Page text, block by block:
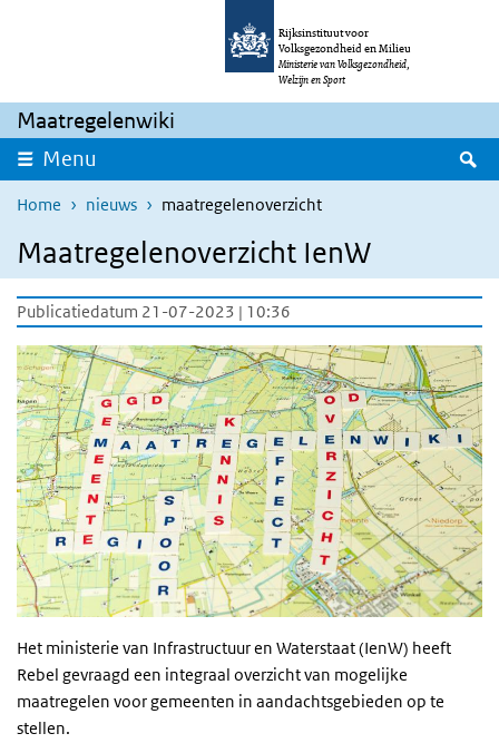
Overslaan en naar de inhoud gaan
Rijksinstituut voor
Volksgezondheid en Milieu
Ministerie van Volksgezondheid,
Welzijn en Sport
Maatregelenwiki
Menu
Home nieuws maatregelenoverzicht
Maatregelenoverzicht IenW
Publicatiedatum 21-07-2023 | 10:36
Het ministerie van Infrastructuur en Waterstaat (IenW) heeft
Rebel gevraagd een integraal overzicht van mogelijke
maatregelen voor gemeenten in aandachtsgebieden op te
stellen.